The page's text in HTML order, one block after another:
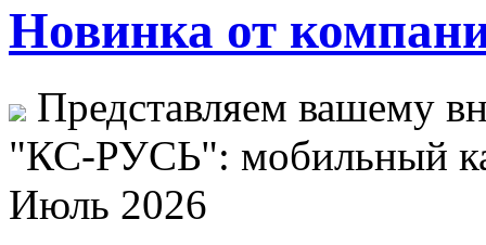
Новинка от
Представляем вашему
"КС-РУСЬ": мобильный
Июль 2026